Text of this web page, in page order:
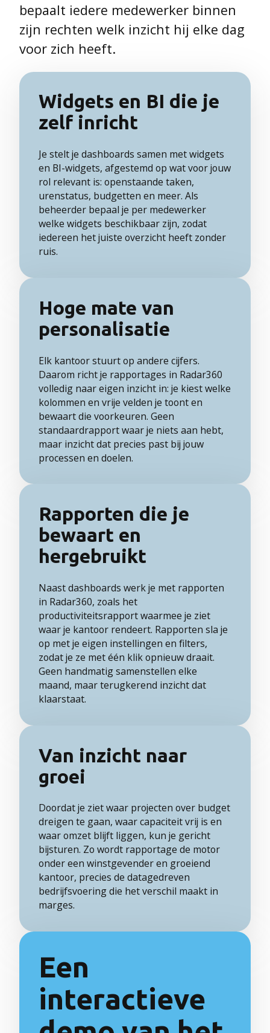
bepaalt iedere medewerker binnen
zijn rechten welk inzicht hij elke dag
voor zich heeft.
Widgets en BI die je
zelf inricht
Je stelt je dashboards samen met widgets
en BI-widgets, afgestemd op wat voor jouw
rol relevant is: openstaande taken,
urenstatus, budgetten en meer. Als
beheerder bepaal je per medewerker
welke widgets beschikbaar zijn, zodat
iedereen het juiste overzicht heeft zonder
ruis.
Hoge mate van
personalisatie
Elk kantoor stuurt op andere cijfers.
Daarom richt je rapportages in Radar360
volledig naar eigen inzicht in: je kiest welke
kolommen en vrije velden je toont en
bewaart die voorkeuren. Geen
standaardrapport waar je niets aan hebt,
maar inzicht dat precies past bij jouw
processen en doelen.
Rapporten die je
bewaart en
hergebruikt
Naast dashboards werk je met rapporten
in Radar360, zoals het
productiviteitsrapport waarmee je ziet
waar je kantoor rendeert. Rapporten sla je
op met je eigen instellingen en filters,
zodat je ze met één klik opnieuw draait.
Geen handmatig samenstellen elke
maand, maar terugkerend inzicht dat
klaarstaat.
Van inzicht naar
groei
Doordat je ziet waar projecten over budget
dreigen te gaan, waar capaciteit vrij is en
waar omzet blijft liggen, kun je gericht
bijsturen. Zo wordt rapportage de motor
onder een winstgevender en groeiend
kantoor, precies de datagedreven
bedrijfsvoering die het verschil maakt in
marges.
Een
interactieve